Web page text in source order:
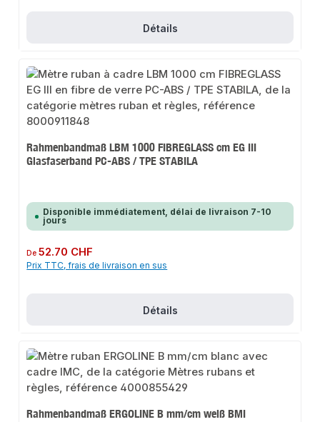
Détails
Rahmenbandmaß LBM 1000 FIBREGLASS cm EG III
Glasfaserband PC-ABS / TPE STABILA
Disponible immédiatement, délai de livraison 7-10
jours
Prix régulier :
De52.70 CHF
Prix TTC, frais de livraison en sus
Détails
Rahmenbandmaß ERGOLINE B mm/cm weiß BMI